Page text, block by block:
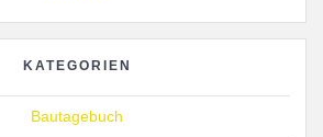
KATEGORIEN
Bautagebuch